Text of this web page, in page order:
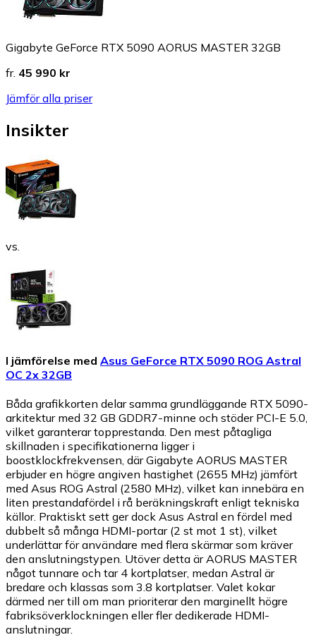
Gigabyte GeForce RTX 5090 AORUS MASTER 32GB
fr. 45 990 kr
Jämför alla priser
Insikter
vs.
I jämförelse med Asus GeForce RTX 5090 ROG Astral
OC 2x 32GB
Båda grafikkorten delar samma grundläggande RTX 5090-
arkitektur med 32 GB GDDR7-minne och stöder PCI-E 5.0,
vilket garanterar topprestanda. Den mest påtagliga
skillnaden i specifikationerna ligger i
boostklockfrekvensen, där Gigabyte AORUS MASTER
erbjuder en högre angiven hastighet (2655 MHz) jämfört
med Asus ROG Astral (2580 MHz), vilket kan innebära en
liten prestandafördel i rå beräkningskraft enligt tekniska
källor. Praktiskt sett ger dock Asus Astral en fördel med
dubbelt så många HDMI-portar (2 st mot 1 st), vilket
underlättar för användare med flera skärmar som kräver
den anslutningstypen. Utöver detta är AORUS MASTER
något tunnare och tar 4 kortplatser, medan Astral är
bredare och klassas som 3.8 kortplatser. Valet kokar
därmed ner till om man prioriterar den marginellt högre
fabriksöverklockningen eller fler dedikerade HDMI-
anslutningar.